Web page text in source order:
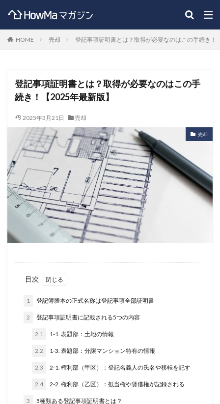
HOME 売却 登記事項証明書とは？取得が必要なのはこの手続き！
登記事項証明書とは？取得が必要なのはこの手
続き！【2025年最新版】
2025年3月21日 売却
売却
目次
1 登記簿謄本の正式名称は登記事項全部証明書
2 登記事項証明書に記載される5つの内容
2.1 1-1. 表題部：土地の情報
2.2 1-3. 表題部：分譲マンション特有の情報
2.3 2-1. 権利部（甲区）：登記名義人の氏名や移転を記す
2.4 2-2. 権利部（乙区）：抵当権や賃借権が記録される
3 5種類ある登記事項証明書とは？